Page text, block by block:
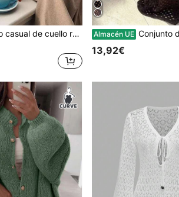
Suéter de punto casual de cuello redondo con bloques de color y rayas para mujer de talla grande, suéter de punto de ocio para mujer, nueva llegada de otoño/invierno, vuelta al colegio, adecuado para uso diario, ir al trabajo y compras, se puede usar como invitada de boda, disfraz de Halloween o atuendo para fiesta de Navidad
Almacén UE Conjunto de vestido de punto calado elegante de verano para mujer,
13,92€